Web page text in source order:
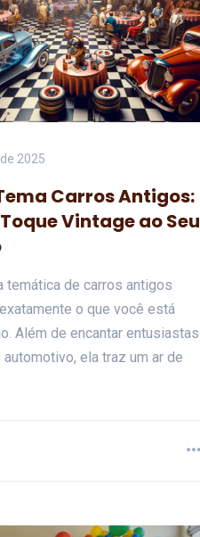
2025
Carros Antigos:
Vintage ao Seu
temática de carros antigos
o que você está
Além de encantar entusiastas
automotivo, ela traz um ar de